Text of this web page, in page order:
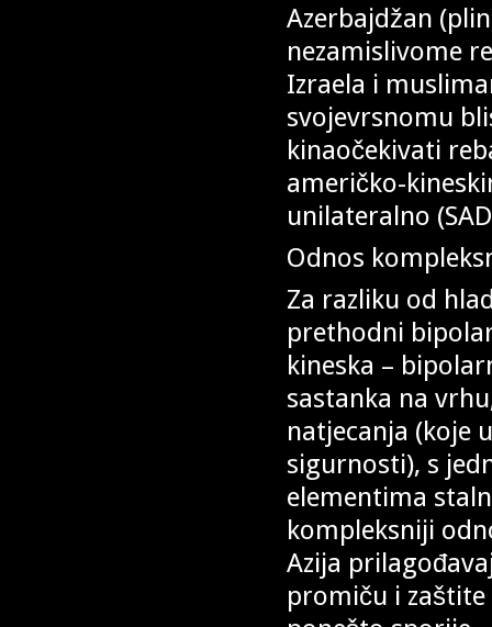
Azerbajdžan
nezamislivome
Izraela i
svojevrsnomu
kinaočekivati
američko-
unilateralno
Odnos
Za razliku od
prethodni
kineska –
sastanka na
natjecanja (koje
sigurnosti), s
elementima
kompleksniji
Azija
promiču i zaštite